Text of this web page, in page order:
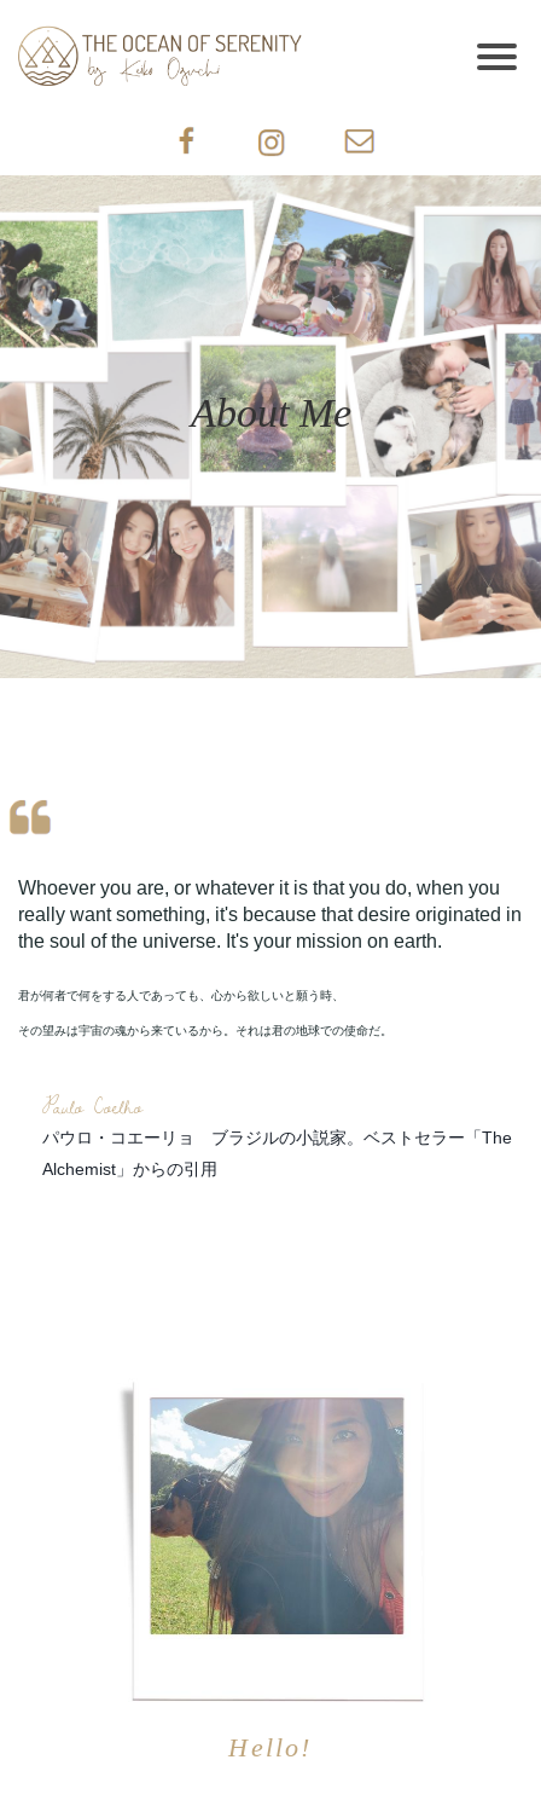
About Me
Whoever you are, or whatever it is that you do, when you
really want something, it's because that desire originated in
the soul of the universe. It's your mission on earth.
君が何者で何をする人であっても、心から欲しいと願う時、
その望みは宇宙の魂から来ているから。それは君の地球での使命だ。
Paulo Coelho
パウロ・コエーリョ ブラジルの小説家。ベストセラー「The
Alchemist」からの引用
Hello!